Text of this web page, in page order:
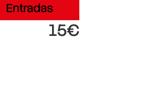
Entradas
15€